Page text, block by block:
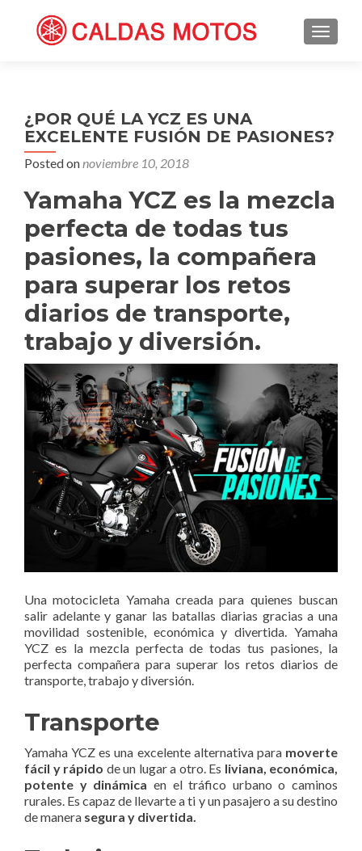
¿POR QUÉ LA YCZ ES UNA
EXCELENTE FUSIÓN DE PASIONES?
Posted onnoviembre 10, 2018
Yamaha YCZ es la mezcla
perfecta de todas tus
pasiones, la compañera
para superar los retos
diarios de transporte,
trabajo y diversión.
Una motocicleta Yamaha creada para quienes buscan
salir adelante y ganar las batallas diarias gracias a una
movilidad sostenible, económica y divertida. Yamaha
YCZ es la mezcla perfecta de todas tus pasiones, la
perfecta compañera para superar los retos diarios de
transporte, trabajo y diversión.
Transporte
Yamaha YCZ es una excelente alternativa para moverte
fácil y rápido de un lugar a otro. Es liviana, económica,
potente y dinámica en el tráfico urbano o caminos
rurales. Es capaz de llevarte a ti y un pasajero a su destino
de manera segura y divertida.